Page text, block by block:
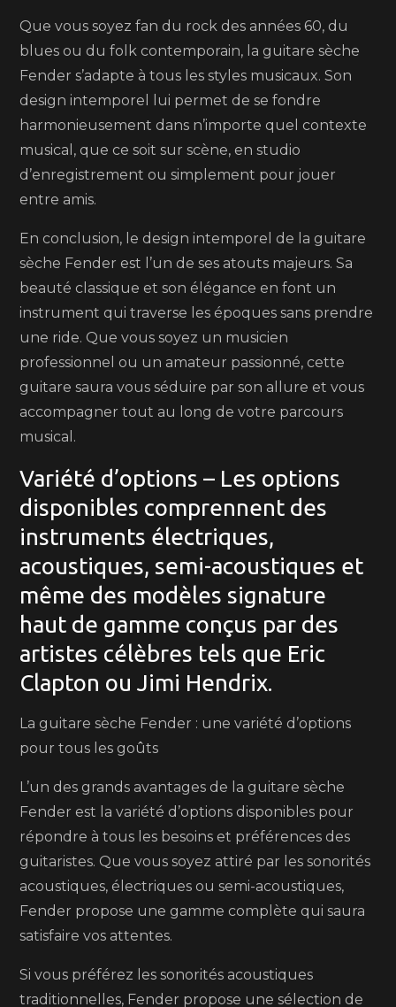
Que vous soyez fan du rock des années 60, du
blues ou du folk contemporain, la guitare sèche
Fender s’adapte à tous les styles musicaux. Son
design intemporel lui permet de se fondre
harmonieusement dans n’importe quel contexte
musical, que ce soit sur scène, en studio
d’enregistrement ou simplement pour jouer
entre amis.
En conclusion, le design intemporel de la guitare
sèche Fender est l’un de ses atouts majeurs. Sa
beauté classique et son élégance en font un
instrument qui traverse les époques sans prendre
une ride. Que vous soyez un musicien
professionnel ou un amateur passionné, cette
guitare saura vous séduire par son allure et vous
accompagner tout au long de votre parcours
musical.
Variété d’options – Les options
disponibles comprennent des
instruments électriques,
acoustiques, semi-acoustiques et
même des modèles signature
haut de gamme conçus par des
artistes célèbres tels que Eric
Clapton ou Jimi Hendrix.
La guitare sèche Fender : une variété d’options
pour tous les goûts
L’un des grands avantages de la guitare sèche
Fender est la variété d’options disponibles pour
répondre à tous les besoins et préférences des
guitaristes. Que vous soyez attiré par les sonorités
acoustiques, électriques ou semi-acoustiques,
Fender propose une gamme complète qui saura
satisfaire vos attentes.
Si vous préférez les sonorités acoustiques
traditionnelles, Fender propose une sélection de